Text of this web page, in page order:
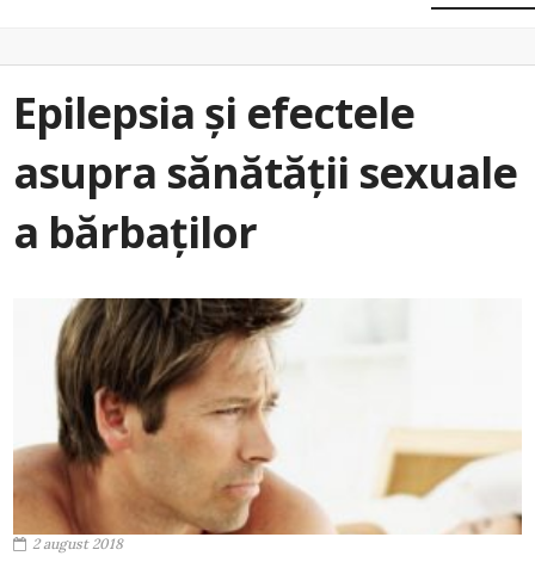
Epilepsia și efectele
asupra sănătății sexuale
a bărbaților
2 august 2018